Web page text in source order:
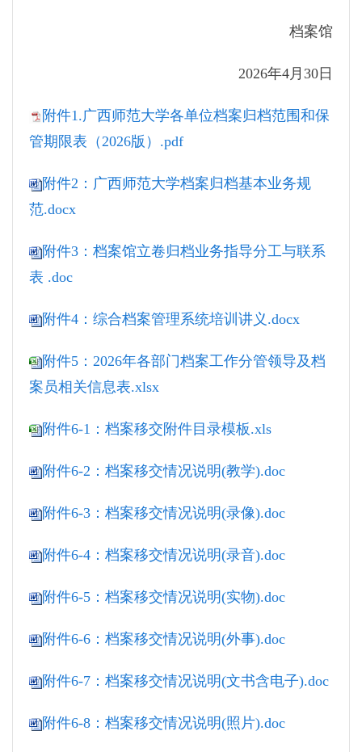
档案馆
2026年4月30日
附件1.广西师范大学各单位档案归档范围和保
管期限表（2026版）.pdf
附件2：广西师范大学档案归档基本业务规
范.docx
附件3：档案馆立卷归档业务指导分工与联系
表 .doc
附件4：综合档案管理系统培训讲义.docx
附件5：2026年各部门档案工作分管领导及档
案员相关信息表.xlsx
附件6-1：档案移交附件目录模板.xls
附件6-2：档案移交情况说明(教学).doc
附件6-3：档案移交情况说明(录像).doc
附件6-4：档案移交情况说明(录音).doc
附件6-5：档案移交情况说明(实物).doc
附件6-6：档案移交情况说明(外事).doc
附件6-7：档案移交情况说明(文书含电子).doc
附件6-8：档案移交情况说明(照片).doc